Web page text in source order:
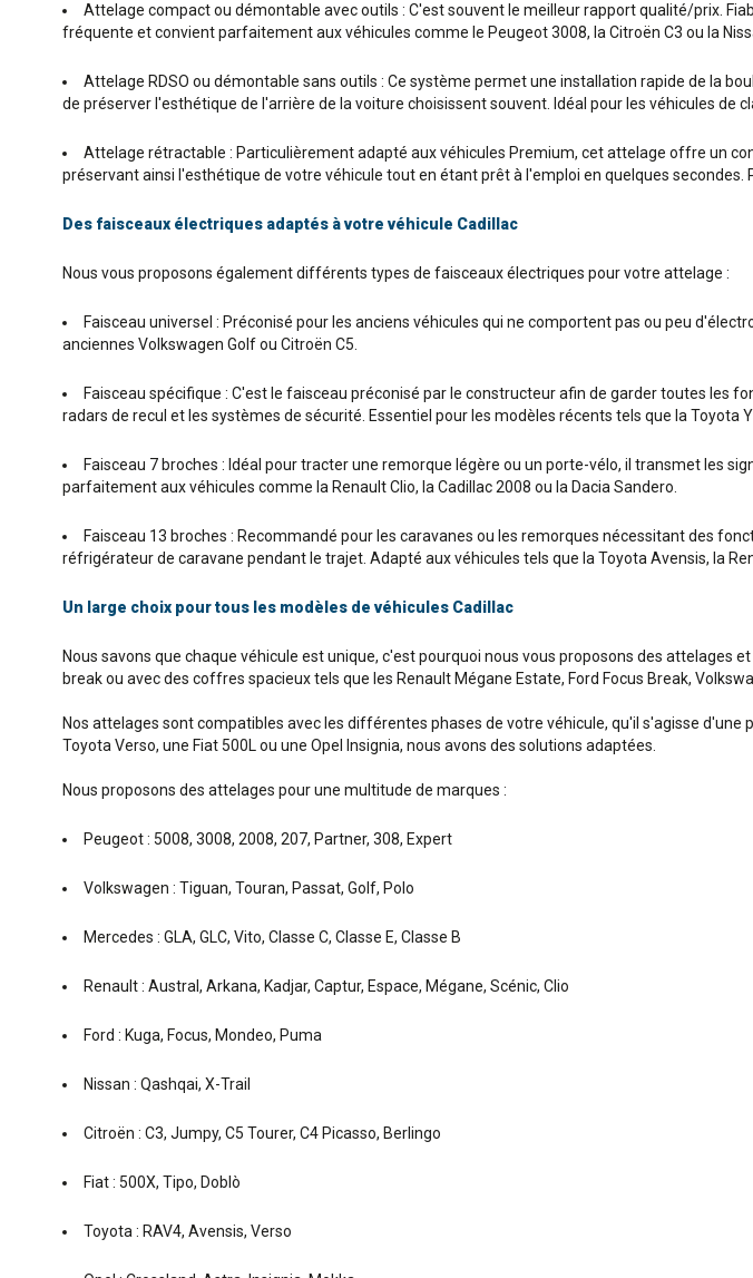
Attelage compact ou démontable avec outils : C'est souvent le meilleur rapport qualité/prix.
fréquente et convient parfaitement aux véhicules comme le Peugeot 3008, la Citroën C3 ou la
Attelage RDSO ou démontable sans outils : Ce système permet une installation rapide de la
de préserver l'esthétique de l'arrière de la voiture choisissent souvent. Idéal pour les véhicules de
Attelage rétractable : Particulièrement adapté aux véhicules Premium, cet attelage offre un
préservant ainsi l'esthétique de votre véhicule tout en étant prêt à l'emploi en quelques
Des faisceaux électriques adaptés à votre véhicule Cadillac
Nous vous proposons également différents types de faisceaux électriques pour votre attelage :
Faisceau universel : Préconisé pour les anciens véhicules qui ne comportent pas ou peu
anciennes Volkswagen Golf ou Citroën C5.
Faisceau spécifique : C'est le faisceau préconisé par le constructeur afin de garder toutes les
radars de recul et les systèmes de sécurité. Essentiel pour les modèles récents tels que la Toyota
Faisceau 7 broches : Idéal pour tracter une remorque légère ou un porte-vélo, il transmet les
parfaitement aux véhicules comme la Renault Clio, la Cadillac 2008 ou la Dacia Sandero.
Faisceau 13 broches : Recommandé pour les caravanes ou les remorques nécessitant des
réfrigérateur de caravane pendant le trajet. Adapté aux véhicules tels que la Toyota Avensis, la
Un large choix pour tous les modèles de véhicules Cadillac
Nous savons que chaque véhicule est unique, c'est pourquoi nous vous proposons des
break ou avec des coffres spacieux tels que les Renault Mégane Estate, Ford Focus Break,
Nos attelages sont compatibles avec les différentes phases de votre véhicule, qu'il s'agisse
Toyota Verso, une Fiat 500L ou une Opel Insignia, nous avons des solutions adaptées.
Nous proposons des attelages pour une multitude de marques :
Peugeot : 5008, 3008, 2008, 207, Partner, 308, Expert
Volkswagen : Tiguan, Touran, Passat, Golf, Polo
Mercedes : GLA, GLC, Vito, Classe C, Classe E, Classe B
Renault : Austral, Arkana, Kadjar, Captur, Espace, Mégane, Scénic, Clio
Ford : Kuga, Focus, Mondeo, Puma
Nissan : Qashqai, X-Trail
Citroën : C3, Jumpy, C5 Tourer, C4 Picasso, Berlingo
Fiat : 500X, Tipo, Doblò
Toyota : RAV4, Avensis, Verso